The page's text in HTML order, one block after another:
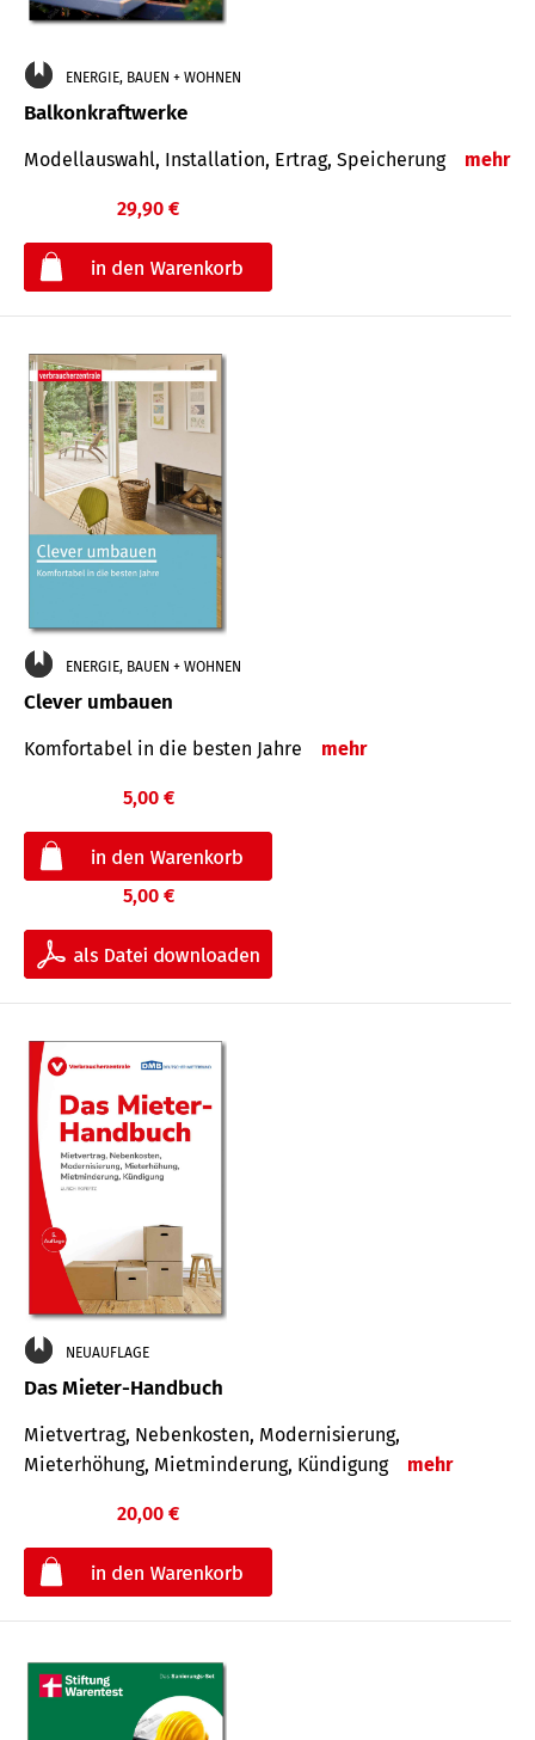
ENERGIE, BAUEN + WOHNEN
Balkonkraftwerke
Modellauswahl, Installation, Ertrag, Speicherung mehr
29,90 €
ENERGIE, BAUEN + WOHNEN
Clever umbauen
Komfortabel in die besten Jahre mehr
5,00 €
5,00 €
NEUAUFLAGE
Das Mieter-Handbuch
Mietvertrag, Nebenkosten, Modernisierung,
Mieterhöhung, Mietminderung, Kündigung
mehr
20,00 €